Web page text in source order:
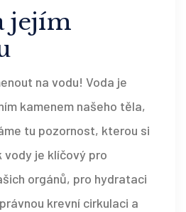
jejím
na vodu! Voda je
kamenem našeho těla,
tu pozornost, kterou si
je klíčový pro
orgánů, pro hydrataci
krevní cirkulaci a